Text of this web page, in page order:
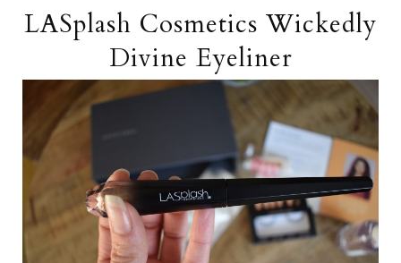
LASplash Cosmetics Wickedly
Divine Eyeliner